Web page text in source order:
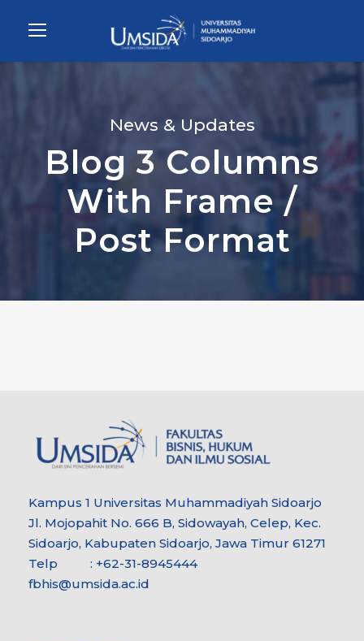
News & Updates
Blog 3 Columns
With Frame /
Post Format
Kampus 1 Universitas Muhammadiyah Sidoarjo
Jl. Mojopahit No. 666 B, Sidowayah, Celep, Kec.
Sidoarjo, Kabupaten Sidoarjo, Jawa Timur 61271
Telp : +62-31-8945444
fbhis@umsida.ac.id